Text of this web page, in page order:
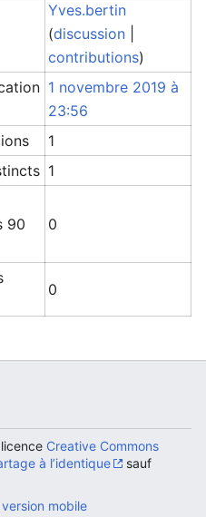
Yves.bertin
(discussion
contributions)
1 novembre 2019 à
23:56
1
1
90
0
0
Creative Commons
à l’identique
sauf
mobile